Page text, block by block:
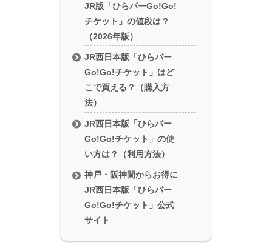
JR版「ひらパーGo!Go!
チケット」の値段は？
（2026年版）
JR西日本版「ひらパー
Go!Go!チケット」はど
こで買える？（購入方
法）
JR西日本版「ひらパー
Go!Go!チケット」の使
い方は？（利用方法）
神戸・阪神間からお得に
JR西日本版「ひらパー
Go!Go!チケット」公式
サイト